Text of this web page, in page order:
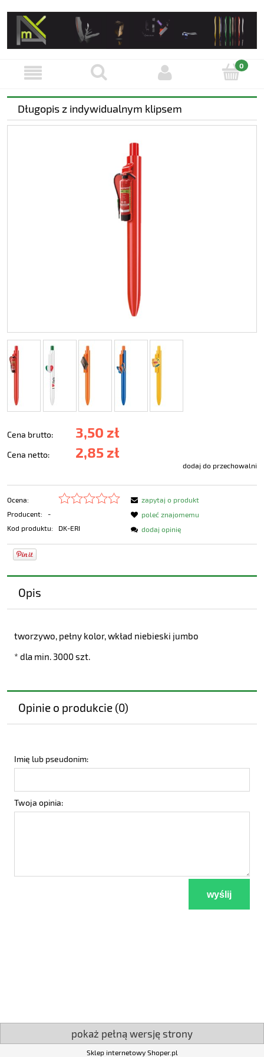
Długopis z indywidualnym klipsem
Cena brutto: 3,50 zł
Cena netto: 2,85 zł
dodaj do przechowalni
Ocena:
Producent:
-
Kod produktu:
DK-ERI
zapytaj o produkt
poleć znajomemu
dodaj opinię
Opis
tworzywo, pełny kolor, wkład niebieski jumbo
* dla min. 3000 szt.
Opinie o produkcie (0)
Imię lub pseudonim:
Twoja opinia:
wyślij
pokaż pełną wersję strony
Sklep internetowy Shoper.pl